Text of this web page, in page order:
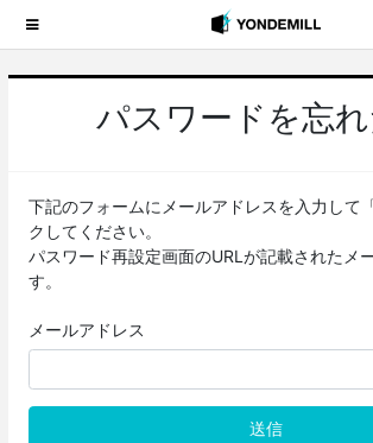
パスワードを忘
下記のフォームにメールアドレスを入力して
クしてください。
パスワード再設定画面のURLが記載されたメ
す。
メールアドレス